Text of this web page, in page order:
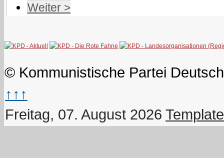
Weiter >
© Kommunistische Partei
↑↑↑
Freitag, 07. August 2026